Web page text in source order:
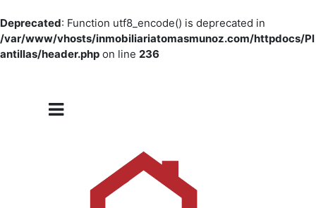
Deprecated: Function utf8_encode() is deprecated in
/var/www/vhosts/inmobiliariatomasmunoz.com/httpdocs/Pl
antillas/header.php on line 236